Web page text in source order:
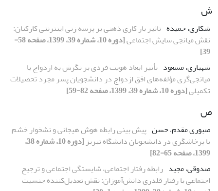
ش
شکاری، حمیده تاثیر بار کاری ذهنی بر پرسه زنی اینترنتی کارکنان:
نقش میانجی سایش اجتماعی
[دوره 10، شماره 39، 1399، صفحه 58-
39]
شهبازی، مسعود تأثیر ابعاد هویت فردی بر نگرش به ازدواج با
میانجی‌گری مؤلفه‌های افق ازدواج در دانشجویان پسر مجرد تحصیلات
تکمیلی[دوره 10، شماره 39، 1399، صفحه 82-59]
ص
صبوری مقدم، حسن پیش بینی رابطه هوش هیجانی و نشخوار خشم
با پرخاشگری در دانشجویان دانشگاه تبریز
[دوره 10، شماره 38،
1399، صفحه 65-82]
صدوقی، مجید رابطه رفتار اجتماعی، شایستگی اجتماعی و ترجیح
اجتماعی با رفتار قلدری دانش‌آموزان: نقش تعدیل‌کننده جنسیت